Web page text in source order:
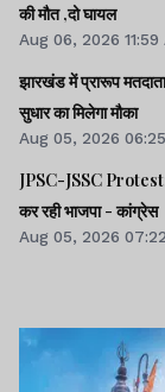
की मौत ,दो घायल
Aug 06, 2026 11:59
झारखंड में प्रारूप
सुधार का मिलेगा मौका
Aug 05, 2026
JPSC-JSSC Protest:
कर रही भाजपा - कांग्रेस
Aug 05, 2026